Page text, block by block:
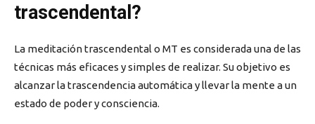
trascendental?
La meditación trascendental o MT es considerada una de las
técnicas más eficaces y simples de realizar. Su objetivo es
alcanzar la trascendencia automática y llevar la mente a un
estado de poder y consciencia.